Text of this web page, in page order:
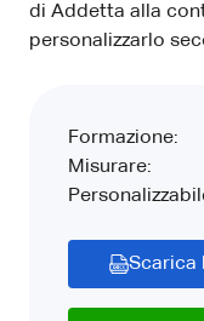
di Addetta alla
personalizzarlo
Formazione:
Misurare:
Scarica